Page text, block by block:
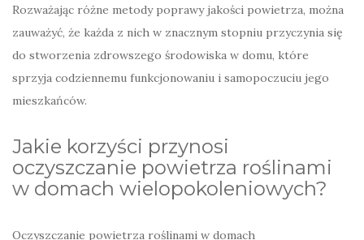
Rozważając różne metody poprawy jakości powietrza, można
zauważyć, że każda z nich w znacznym stopniu przyczynia się
do stworzenia zdrowszego środowiska w domu, które
sprzyja codziennemu funkcjonowaniu i samopoczuciu jego
mieszkańców.
Jakie korzyści przynosi
oczyszczanie powietrza roślinami
w domach wielopokoleniowych?
Oczyszczanie powietrza roślinami w domach